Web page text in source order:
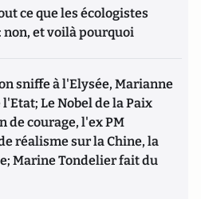
ce que les écologistes
non, et voilà pourquoi
sniffe à l'Elysée, Marianne
Le Nobel de la Paix
de courage, l'ex PM
réalisme sur la Chine, la
Marine Tondelier fait du